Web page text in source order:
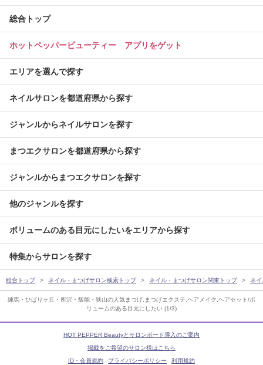
練馬・ひばりヶ丘・所沢・飯能・狭山の人気まつげ,まつげエクステ,ヘアメイク,ヘアセット/ボ
リュームのある目元にしたい (1/3)
総合トップ
ホットペッパービューティー アプリをゲット
エリアを選んで探す
ネイルサロンを都道府県から探す
ジャンルからネイルサロンを探す
まつエクサロンを都道府県から探す
ジャンルからまつエクサロンを探す
他のジャンルを探す
ボリュームのある目元にしたいをエリアから探す
特集からサロンを探す
総合トップ ネイル・まつげサロン検索トップ ネイル・まつげサロン関東トップ ネ
HOT PEPPER Beautyとサロンボード導入のご案内
掲載をご希望のサロン様はこちら
ID・会員規約
プライバシーポリシー 利用規約